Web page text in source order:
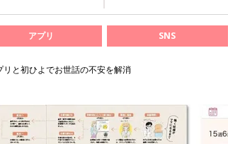
アプリ SNS
リと初ひよでお世話の不安を解消